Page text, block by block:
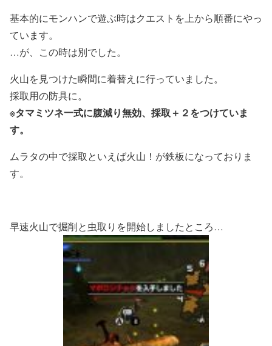
基本的にモンハンで遊ぶ時はクエストを上から順番にやっ
ています。
…が、この時は別でした。
火山を見つけた瞬間に着替えに行っていました。
採取用の防具に。
※タマミツネ一式に腹減り無効、採取＋２をつけていま
す。
ムラタの中で採取といえば火山！が鉄板になっておりま
す。
早速火山で掘削と虫取りを開始しましたところ…